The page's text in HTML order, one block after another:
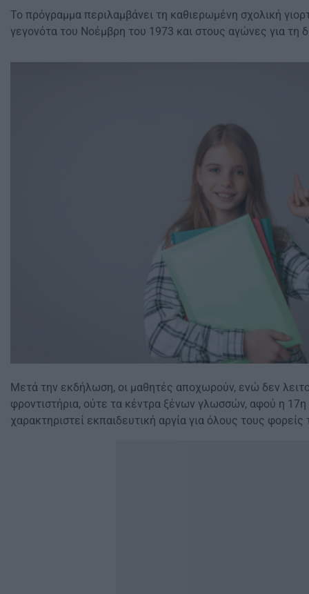
Το πρόγραμμα περιλαμβάνει τη καθιερωμένη σχολική
γεγονότα του Νοέμβρη του 1973 και στους αγώνες για τη
Μετά την εκδήλωση, οι μαθητές αποχωρούν, ενώ δεν
φροντιστήρια, ούτε τα κέντρα ξένων γλωσσών, αφού η 17η
χαρακτηριστεί εκπαιδευτική αργία για όλους τους